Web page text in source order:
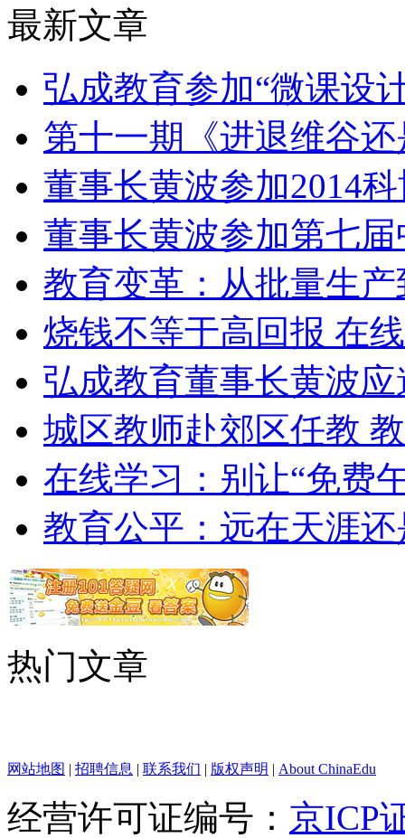
最新文章
弘成教育参加“微课设
第十一期《进退维谷
董事长黄波参加2014
董事长黄波参加第七
教育变革：从批量生
烧钱不等于高回报 在
弘成教育董事长黄波
城区教师赴郊区任教
在线学习：别让“免费
教育公平：远在天涯
热门文章
网站地图 | 招聘信息 | 联系我们 | 版权声明 | About ChinaEdu
经营许可证编号： 京ICP